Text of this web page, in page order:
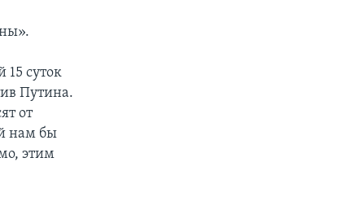
суток
Путина.
от
нам бы
этим